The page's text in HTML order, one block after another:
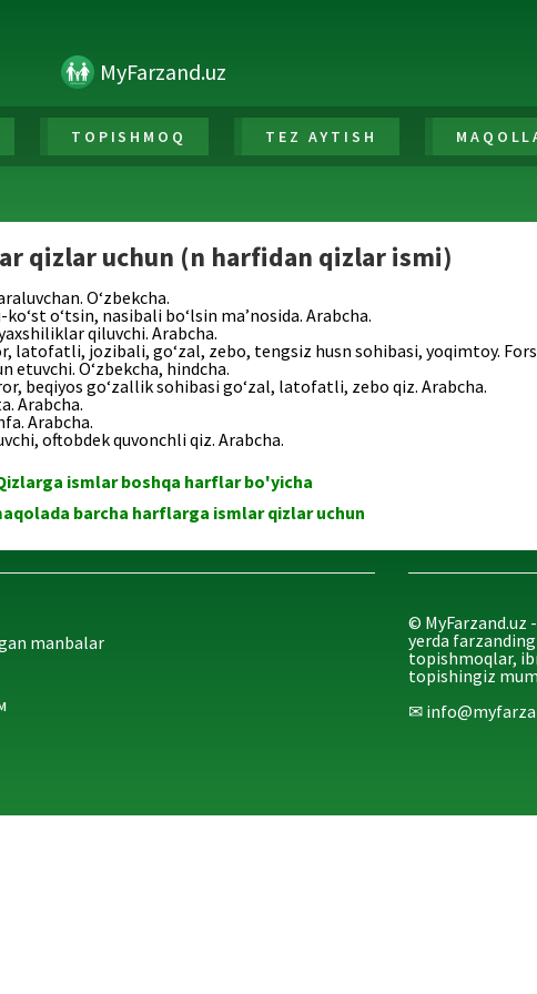
MyFarzand.uz
TOPISHMOQ TEZ AYTISH
qizlar uchun (n harfidan qizlar ismi)
O‘zbekcha.
o‘tsin, nasibali bo‘lsin ma’nosida. Arabcha.
qiluvchi. Arabcha.
jozibali, go‘zal, zebo, tengsiz husn sohibasi, yoqimtoy.
O‘zbekcha, hindcha.
go‘zallik sohibasi go‘zal, latofatli, zebo qiz. Arabcha.
Arabcha.
Arabcha.
oftobdek quvonchli qiz. Arabcha.
ismlar boshqa harflar bo'yicha
barcha harflarga ismlar qizlar uchun
manbalar
©
yerda
topishmoqlar,
topishingiz
✉